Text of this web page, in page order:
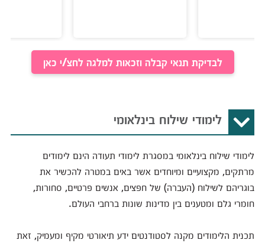
לבדיקת תנאי קבלה וזכאות למלגה לחצ/י כאן
לימודי שילוח בינלאומי
לימודי שילוח בינלאומי במסגרת לימודי תעודה הינם לימודים
מרתקים, מקצועיים ומיוחדים אשר באים במטרה להכשיר את
בוגריהם לשילוח (העברה) של חפצים, אנשים פרטיים, סחורות,
חומרי גלם ומטענים בין מדינות שונות ברחבי העולם.
תכנית הלימודים מקנה לסטודנטים ידע תיאורטי מקיף ומעמיק, זאת